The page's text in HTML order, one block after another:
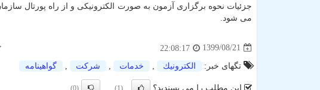
جزئیات نحوه برگزاری آزمون به صورت الکترونیکی و از راه پورتال
می شود.
1399/08/21
22:08:17
تگهای خبر: الكترونیك خدمات شركت گواهینامه
این مطلب را می پسندید؟ (1)
(0)